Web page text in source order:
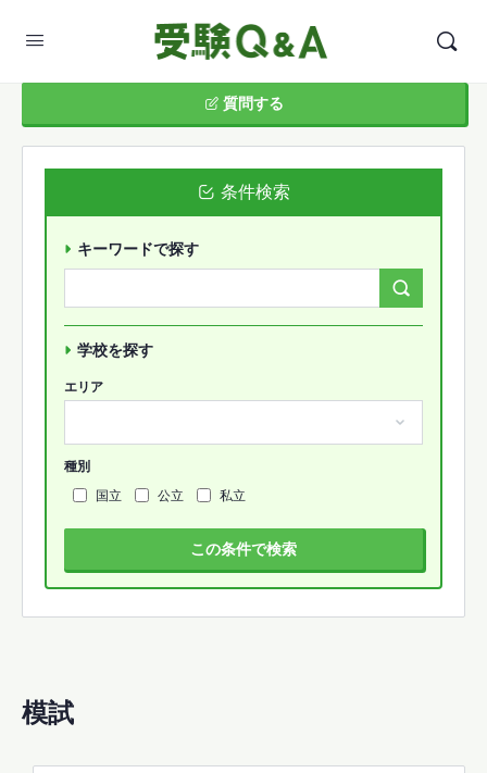
模試
質問する
条件検索
キーワードで探す
学校を探す
エリア
種別
国立
公立 私立
この条件で検索